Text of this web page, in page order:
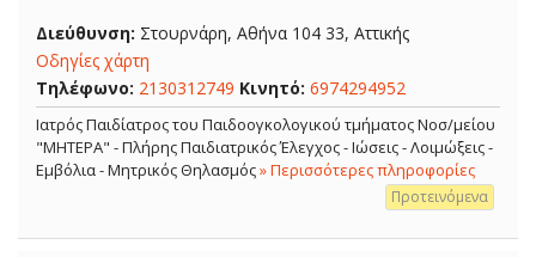
Διεύθυνση: Στουρνάρη, Αθήνα 104 33, Αττικής
Οδηγίες χάρτη
Τηλέφωνο: 2130312749 Κινητό: 6974294952
Ιατρός Παιδίατρος του Παιδοογκολογικού τμήματος Νοσ/μείου
"ΜΗΤΕΡΑ" - Πλήρης Παιδιατρικός Έλεγχος - Ιώσεις - Λοιμώξεις -
Εμβόλια - Μητρικός Θηλασμός» Περισσότερες πληροφορίες
Προτεινόμενα